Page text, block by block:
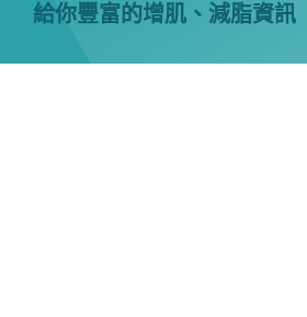
給你豐富的增肌、減脂資訊